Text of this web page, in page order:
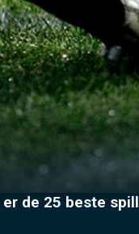
de 25 beste